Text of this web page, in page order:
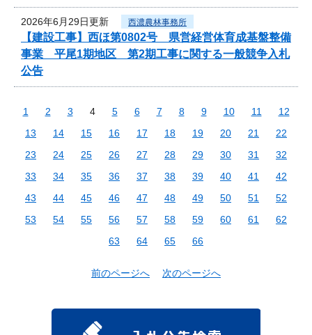
2026年6月29日更新 西濃農林事務所
【建設工事】西ほ第0802号 県営経営体育成基盤整備
事業 平尾1期地区 第2期工事に関する一般競争入札
公告
1 2 3 4 5 6 7 8 9 10 11
12
13
14 15 16 17 18 19 20 21
22
23
24 25 26 27 28 29 30 31
32
33
34 35 36 37 38 39 40 41
42
43
44 45 46 47 48 49 50 51
52
53
54 55 56 57 58 59 60 61
62
63
64 65 66
前のページへ 次のページへ